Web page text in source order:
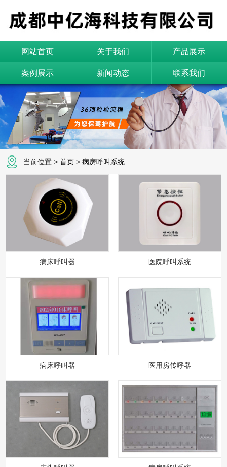
网站首页 关于我们 产品展示
案例展示 新闻动态 联系我们
当前位置 >首页 >病房呼叫系统
病床呼叫器 医院呼叫系统
病床呼叫器 医用房传呼器